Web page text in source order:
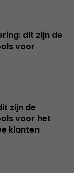
dit zijn de
voor
zijn de
voor het
klanten